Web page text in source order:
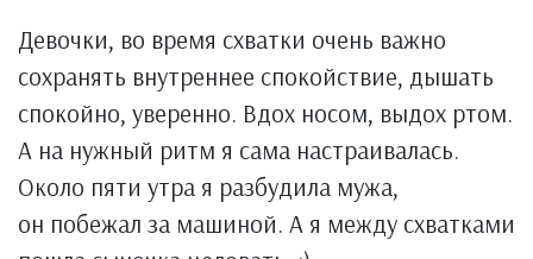
Девочки, во время схватки очень важно
сохранять внутреннее спокойствие, дышать
спокойно, уверенно. Вдох носом, выдох ртом.
А на нужный ритм я сама настраивалась.
Около пяти утра я разбудила мужа,
он побежал за машиной. А я между схватками